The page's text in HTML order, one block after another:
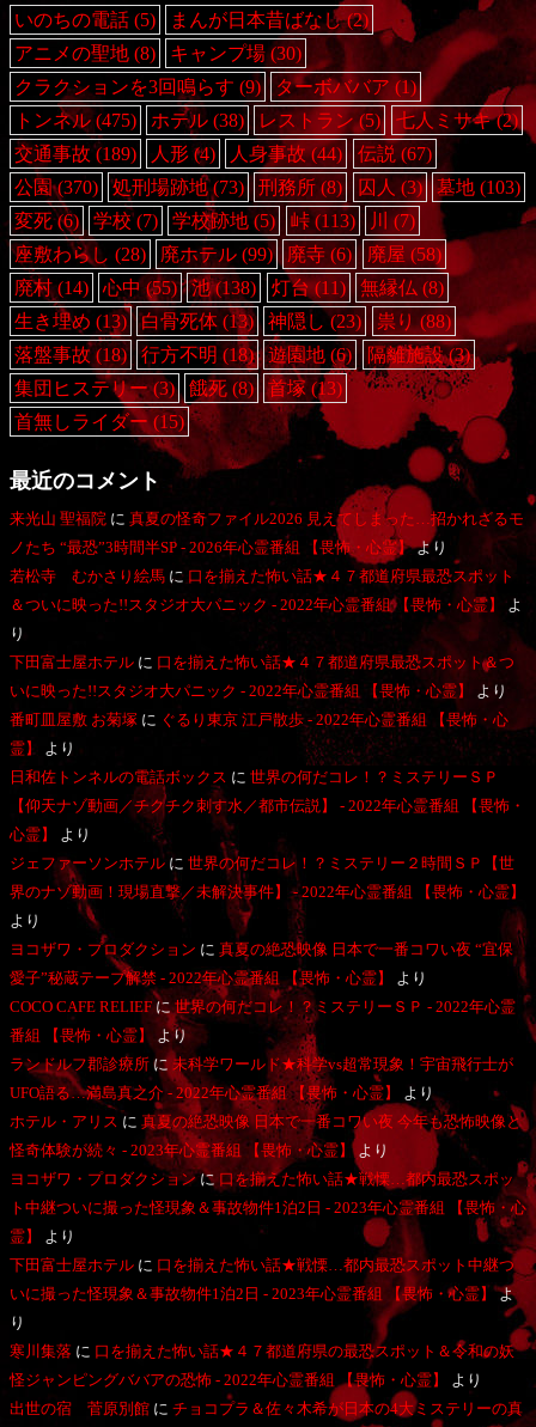
いのちの電話 (5) まんが日本昔ばなし(2)
アニメの聖地 (8) キャンプ場(30)
クラクションを3回鳴らす (9) ターボババア(1)
トンネル (475) ホテル (38) レストラン(5) 七人ミサキ(2)
交通事故(189) 人形(4) 人身事故(44) 伝説 (67)
公園(370) 処刑場跡地(73) 刑務所(8) 囚人 (3) 墓地(103)
変死(6) 学校(7) 学校跡地(5) 峠(113) 川 (7)
座敷わらし (28) 廃ホテル (99) 廃寺 (6) 廃屋 (58)
廃村(14) 心中(55) 池(138) 灯台(11) 無縁仏 (8)
生き埋め (13) 白骨死体 (13) 神隠し (23) 祟り (88)
落盤事故(18) 行方不明 (18) 遊園地 (6) 隔離施設(3)
集団ヒステリー(3) 餓死 (8) 首塚 (13)
首無しライダー(15)
最近のコメント
来光山 聖福院 に 真夏の怪奇ファイル2026 見えてしまった…招かれざるモ
ノたち “最恐”3時間半SP - 2026年心霊番組 【畏怖・心霊】より
若松寺 むかさり絵馬 に 口を揃えた怖い話★４７都道府県最恐スポット
＆ついに映った!!スタジオ大パニック - 2022年心霊番組 【畏怖・心霊】
よ
り
下田富士屋ホテル に 口を揃えた怖い話★４７都道府県最恐スポット＆つ
いに映った!!スタジオ大パニック - 2022年心霊番組 【畏怖・心霊】
より
番町皿屋敷 お菊塚 に ぐるり東京 江戸散歩 - 2022年心霊番組 【畏怖・心
霊】 より
日和佐トンネルの電話ボックス に 世界の何だコレ！？ミステリーＳＰ
【仰天ナゾ動画／チクチク刺す水／都市伝説】 - 2022年心霊番組 【畏怖・
心霊】
より
ジェファーソンホテル に 世界の何だコレ！？ミステリー２時間ＳＰ【世
界のナゾ動画！現場直撃／未解決事件】 - 2022年心霊番組 【畏怖・心霊】
より
ヨコザワ・プロダクション に 真夏の絶恐映像 日本で一番コワい夜 “宜保
愛子”秘蔵テープ解禁 - 2022年心霊番組 【畏怖・心霊】
より
COCO CAFE RELIEFに世界の何だコレ！？ミステリーＳＰ - 2022年心霊
番組 【畏怖・心霊】 より
ランドルフ郡診療所 に 未科学ワールド★科学vs超常現象！宇宙飛行士が
UFO語る…満島真之介 - 2022年心霊番組 【畏怖・心霊】
より
ホテル・アリス に 真夏の絶恐映像 日本で一番コワい夜 今年も恐怖映像と
怪奇体験が続々 - 2023年心霊番組 【畏怖・心霊】 より
ヨコザワ・プロダクションに口を揃えた怖い話★戦慄…都内最恐スポッ
ト中継ついに撮った怪現象＆事故物件1泊2日 - 2023年心霊番組 【畏怖・心
霊】
より
下田富士屋ホテル に 口を揃えた怖い話★戦慄…都内最恐スポット中継つ
いに撮った怪現象＆事故物件1泊2日 - 2023年心霊番組 【畏怖・心霊】よ
り
寒川集落 に 口を揃えた怖い話★４７都道府県の最恐スポット＆令和の妖
怪ジャンピングババアの恐怖 - 2022年心霊番組 【畏怖・心霊】
より
出世の宿 菅原別館 に チョコプラ＆佐々木希が日本の4大ミステリーの真